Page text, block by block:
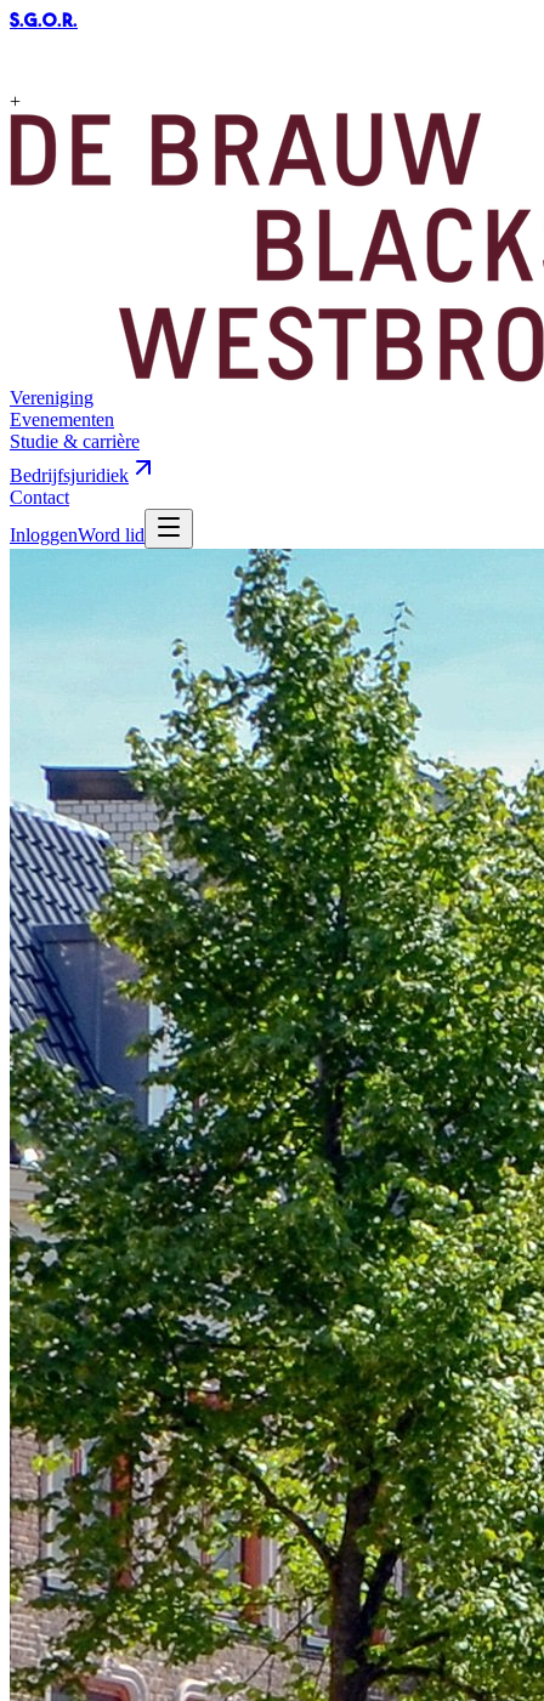
S.G.O.R.
+
Vereniging
Evenementen
Studie & carrière
Bedrijfsjuridiek
Contact
InloggenWord lid